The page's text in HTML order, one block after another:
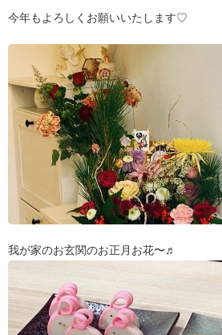
今年もよろしくお願いいたします♡
我が家のお玄関のお正月お花〜♬